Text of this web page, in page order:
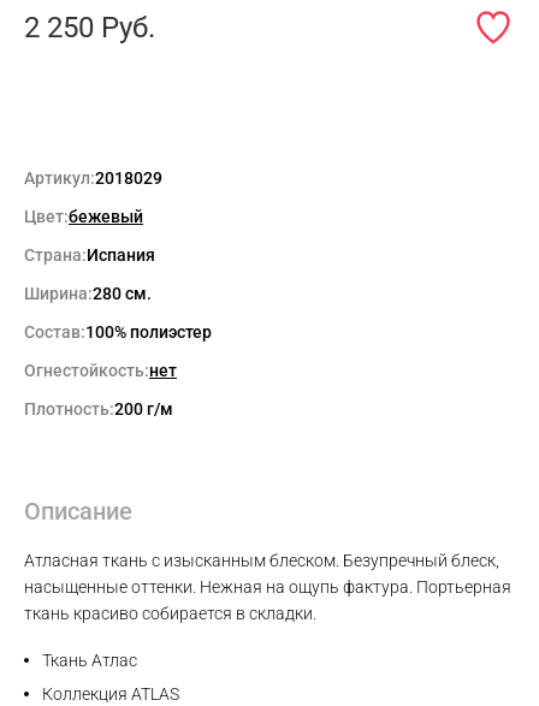
2 250 Руб.
Артикул:2018029
Цвет:бежевый
Страна:Испания
Ширина:280 см.
Состав:100% полиэстер
Огнестойкость:нет
Плотность:200 г/м
Описание
Атласная ткань с изысканным блеском. Безупречный блеск,
насыщенные оттенки. Нежная на ощупь фактура. Портьерная
ткань красиво собирается в складки.
Ткань Атлас
Коллекция ATLAS
Max